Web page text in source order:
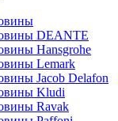
DEANTE
Hansgrohe
Lemark
Jacob Delafon
Kludi
Ravak